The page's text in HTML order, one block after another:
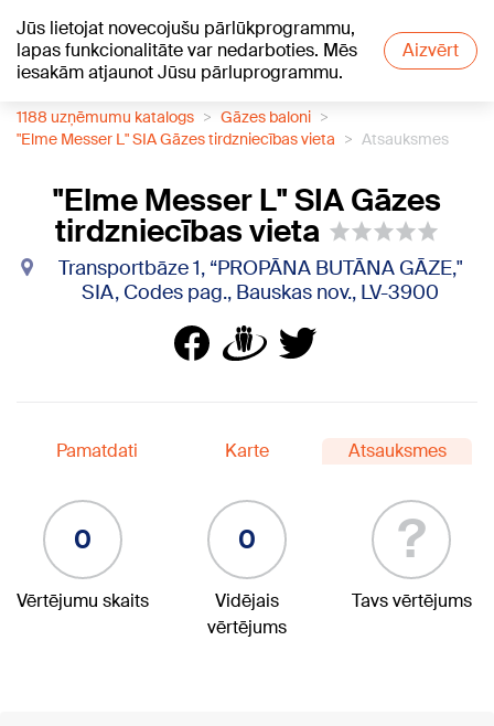
Jūs lietojat novecojušu pārlūkprogrammu,
lapas funkcionalitāte var nedarboties. Mēs
iesakām atjaunot Jūsu pārluprogrammu.
Aizvērt
+18°C
1188 uzņēmumu katalogs
Gāzes baloni
"Elme Messer L" SIA Gāzes tirdzniecības vieta
Atsauksmes
"Elme Messer L" SIA Gāzes
tirdzniecības vieta
Transportbāze 1, “PROPĀNA BUTĀNA GĀZE,"
SIA, Codes pag., Bauskas nov., LV-3900
Pamatdati Karte Atsauksmes
0
Vērtējumu skaits
0
Vidējais
vērtējums
?
Tavs vērtējums